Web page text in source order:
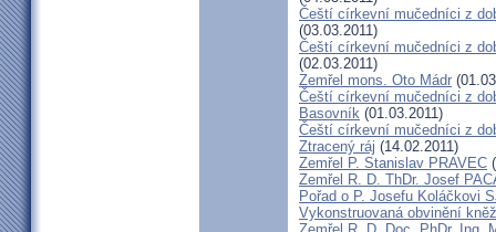
Čeští církevní mučedníci z
(03.03.2011)
Čeští církevní mučedníci z
(02.03.2011)
Zemřel mons. Oto Mádr
Čeští církevní mučedníci z
Basovník (01.03.2011)
Čeští církevní mučedníci z
Ztracený ráj (14.02.2011)
Zemřel P. Stanislav PRAVEC
Zemřel R. D. ThDr. Josef
Pořad o P. Josefu Koláčkovi
Vykonstruovaná obvinění